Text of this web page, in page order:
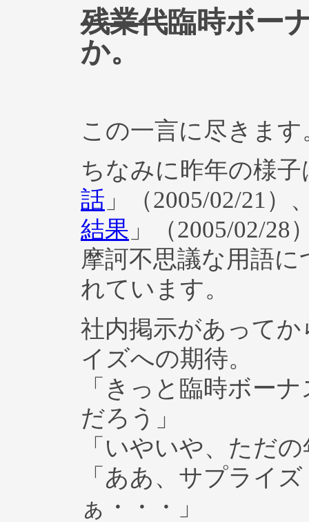
残業代臨時ボー
か。
この一言に尽きます
ちなみに昨年の様子
話 」（2005/02/21）
結果 」（2005/02/
摩訶不思議な用語
れています。
社内掲示があって
イズへの期待。
「きっと臨時ボー
だろう」
「いやいや、ただ
「ああ、サプライ
ぁ・・・」